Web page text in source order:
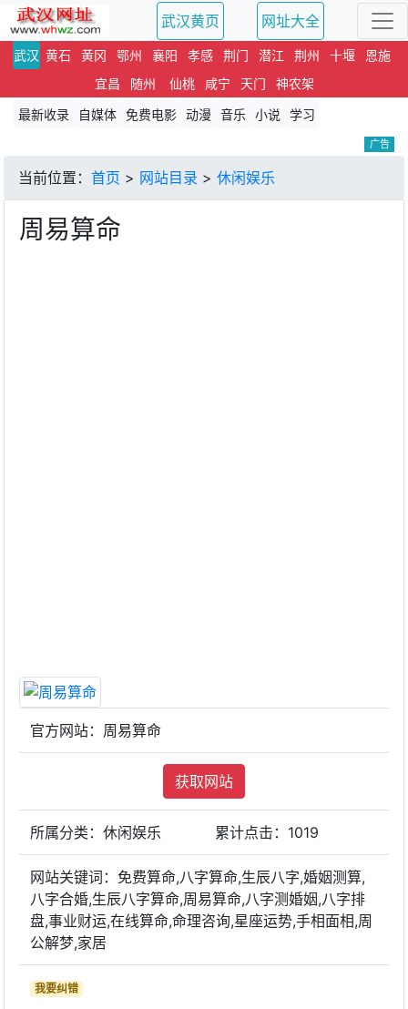
武汉黄页 网址大全
武汉 黄石 黄冈 鄂州 襄阳 孝感 荆门 潜江 荆州 十堰
恩施
宜昌
随州 仙桃 咸宁 天门
神农架
最新收录
自媒体 免费电影 动漫 音乐 小说 学习
广告
当前位置： 首页 > 网站目录 > 休闲娱乐
周易算命
官方网站：周易算命
获取网站
所属分类：休闲娱乐 累计点击： 1019
网站关键词：免费算命,八字算命,生辰八字,婚姻测算,
八字合婚,生辰八字算命,周易算命,八字测婚姻,八字排
盘,事业财运,在线算命,命理咨询,星座运势,手相面相,周
公解梦,家居
我要纠错